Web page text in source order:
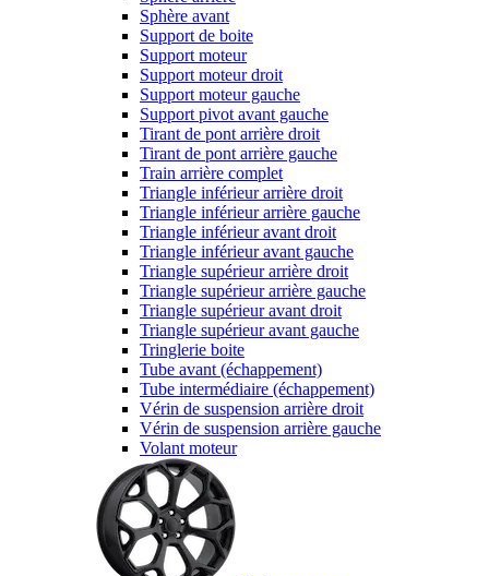
Sphère avant
Support de boite
Support moteur
Support moteur droit
Support moteur gauche
Support pivot avant gauche
Tirant de pont arrière droit
Tirant de pont arrière gauche
Train arrière complet
Triangle inférieur arrière droit
Triangle inférieur arrière gauche
Triangle inférieur avant droit
Triangle inférieur avant gauche
Triangle supérieur arrière droit
Triangle supérieur arrière gauche
Triangle supérieur avant droit
Triangle supérieur avant gauche
Tringlerie boite
Tube avant (échappement)
Tube intermédiaire (échappement)
Vérin de suspension arrière droit
Vérin de suspension arrière gauche
Volant moteur